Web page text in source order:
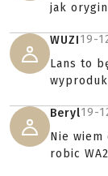
jak
WUZI19-
Lans to
Beryl19-
Nie
robic